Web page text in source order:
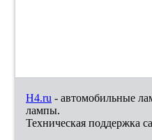
H4.ru - автомобильные
лампы.
Техническая поддержка